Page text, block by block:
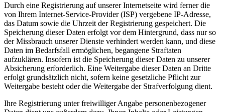
Durch eine Registrierung auf unserer Internetseite wird ferner die
von Ihrem Internet-Service-Provider (ISP) vergebene IP-Adresse,
das Datum sowie die Uhrzeit der Registrierung gespeichert. Die
Speicherung dieser Daten erfolgt vor dem Hintergrund, dass nur so
der Missbrauch unserer Dienste verhindert werden kann, und diese
Daten im Bedarfsfall ermöglichen, begangene Straftaten
aufzuklären. Insofern ist die Speicherung dieser Daten zu unserer
Absicherung erforderlich. Eine Weitergabe dieser Daten an Dritte
erfolgt grundsätzlich nicht, sofern keine gesetzliche Pflicht zur
Weitergabe besteht oder die Weitergabe der Strafverfolgung dient.
Ihre Registrierung unter freiwilliger Angabe personenbezogener